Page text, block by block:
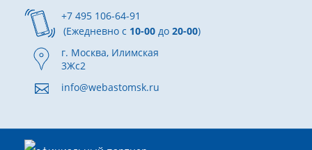
+7 495 106-64-91
(Ежедневно с 10-00 до 20-00)
г. Москва, Илимская
3Жс2
info@webastomsk.ru